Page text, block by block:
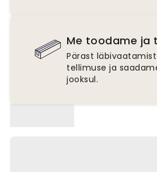
Me toodame ja
Pärast
tellimuse ja
jooksul.